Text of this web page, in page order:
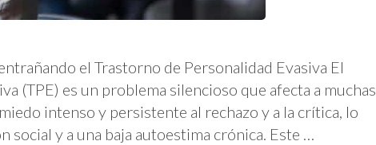
el Trastorno de Personalidad Evasiva El
(TPE) es un problema silencioso que afecta a muchas
intenso y persistente al rechazo y a la crítica, lo
social y a una baja autoestima crónica. Este …